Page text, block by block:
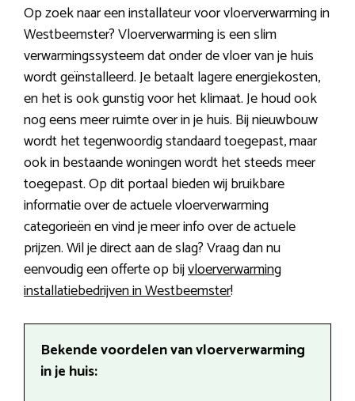
Op zoek naar een installateur voor vloerverwarming in
Westbeemster? Vloerverwarming is een slim
verwarmingssysteem dat onder de vloer van je huis
wordt geïnstalleerd. Je betaalt lagere energiekosten,
en het is ook gunstig voor het klimaat. Je houd ook
nog eens meer ruimte over in je huis. Bij nieuwbouw
wordt het tegenwoordig standaard toegepast, maar
ook in bestaande woningen wordt het steeds meer
toegepast. Op dit portaal bieden wij bruikbare
informatie over de actuele vloerverwarming
categorieën en vind je meer info over de actuele
prijzen. Wil je direct aan de slag? Vraag dan nu
eenvoudig een offerte op bijvloerverwarming
installatiebedrijven in Westbeemster!
Bekende voordelen van vloerverwarming
in je huis: